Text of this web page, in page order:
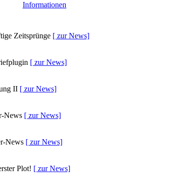
Informationen
Zeitsprünge [ zur News]
[ zur News]
II [ zur News]
News [ zur News]
News [ zur News]
Plot! [ zur News]